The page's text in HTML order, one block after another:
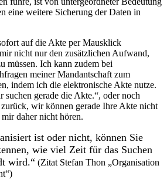
eine weitere Sicherung der Daten in
auf die Akte per Mausklick
nicht nur den zusätzlichen Aufwand,
müssen. Ich kann zudem bei
meiner Mandantschaft zum
indem ich die elektronische Akte nutze.
gerade die Akte.“, oder noch
wir können gerade Ihre Akte nicht
daher nicht hören.
ist oder nicht, können Sie
wie viel Zeit für das Suchen
wird.“ (Zitat Stefan Thon „Organisation